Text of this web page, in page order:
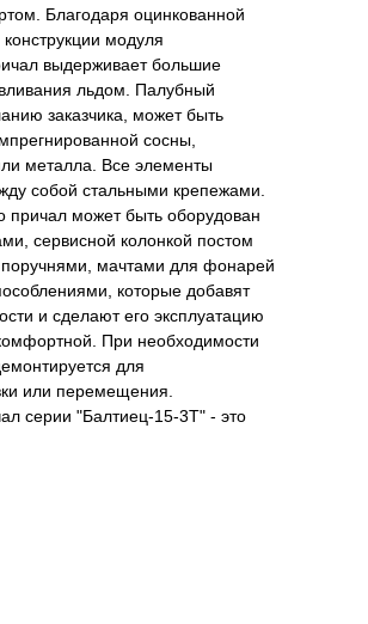
Благодаря оцинкованной
модуля
выдерживает большие
льдом. Палубный
заказчика, может быть
сосны,
металла. Все элементы
собой стальными крепежами.
причал может быть оборудован
сервисной колонкой постом
поручнями, мачтами для фонарей
которые добавят
и сделают его эксплуатацию
При необходимости
для
или перемещения.
серии "Балтиец-15-3Т" - это